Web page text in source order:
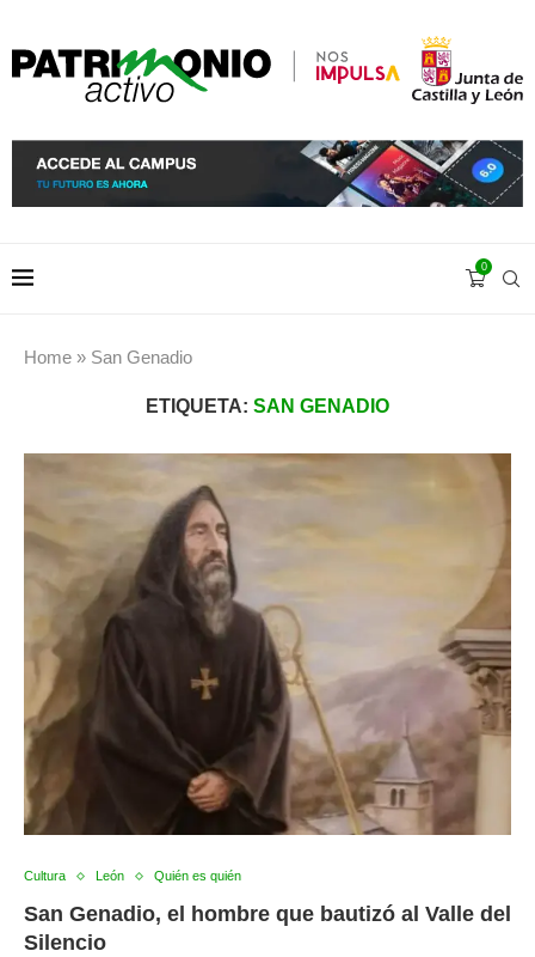
0
Home » San Genadio
ETIQUETA: SAN GENADIO
Cultura León Quién es quién
San Genadio, el hombre que bautizó al Valle del
Silencio